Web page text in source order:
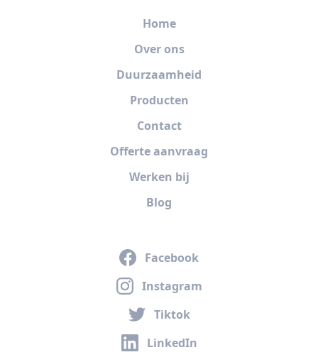
Home
Over ons
Duurzaamheid
Producten
Contact
Offerte aanvraag
Werken bij
Blog
Facebook
Instagram
Tiktok
LinkedIn